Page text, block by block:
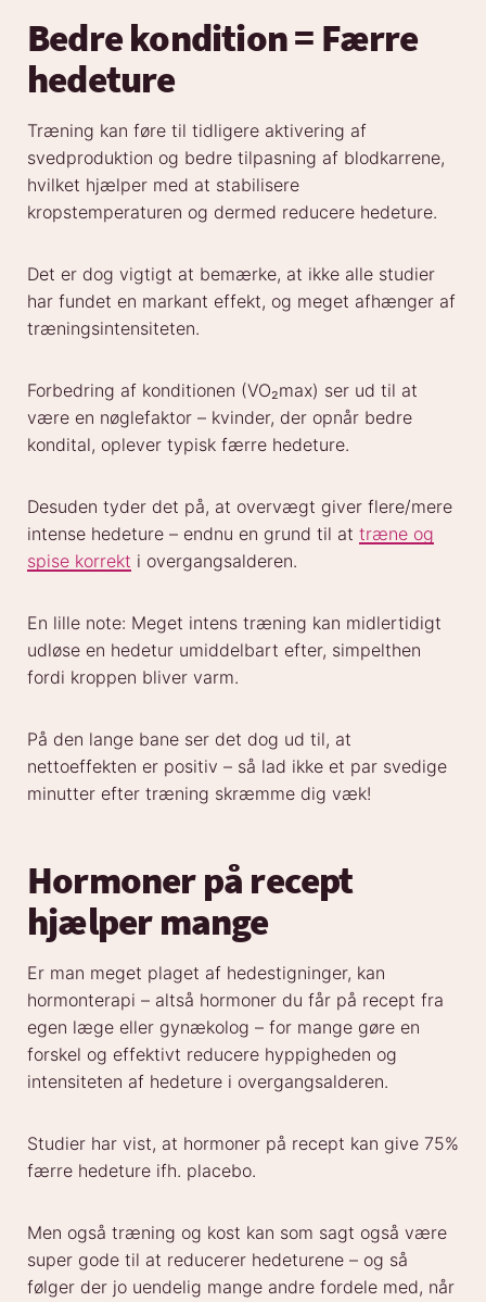
Bedre kondition = Færre
hedeture
Træning kan føre til tidligere aktivering af
svedproduktion og bedre tilpasning af blodkarrene,
hvilket hjælper med at stabilisere
kropstemperaturen og dermed reducere hedeture.
Det er dog vigtigt at bemærke, at ikke alle studier
har fundet en markant effekt, og meget afhænger af
træningsintensiteten.
Forbedring af konditionen (VO₂max) ser ud til at
være en nøglefaktor – kvinder, der opnår bedre
kondital, oplever typisk færre hedeture.
Desuden tyder det på, at overvægt giver flere/mere
intense hedeture – endnu en grund til at træne og
spise korrekt i overgangsalderen.
En lille note: Meget intens træning kan midlertidigt
udløse en hedetur umiddelbart efter, simpelthen
fordi kroppen bliver varm.
På den lange bane ser det dog ud til, at
nettoeffekten er positiv – så lad ikke et par svedige
minutter efter træning skræmme dig væk!
Hormoner på recept
hjælper mange
Er man meget plaget af hedestigninger, kan
hormonterapi – altså hormoner du får på recept fra
egen læge eller gynækolog – for mange gøre en
forskel og effektivt reducere hyppigheden og
intensiteten af hedeture i overgangsalderen.
Studier har vist, at hormoner på recept kan give 75%
færre hedeture ifh. placebo.
Men også træning og kost kan som sagt også være
super gode til at reducerer hedeturene – og så
følger der jo uendelig mange andre fordele med, når